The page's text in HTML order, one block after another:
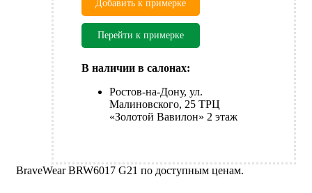
Добавить к примерке
Перейти к примерке
В наличии в салонах:
Ростов-на-Дону, ул.
Малиновского, 25 ТРЦ
«Золотой Вавилон» 2 этаж
BraveWear BRW6017 G21 по доступным ценам.